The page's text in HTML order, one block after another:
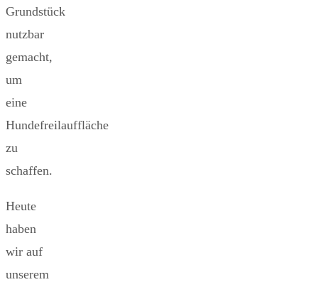
Grundstück
nutzbar
gemacht,
um
eine
Hundefreilauffläche
zu
schaffen.
Heute
haben
wir auf
unserem